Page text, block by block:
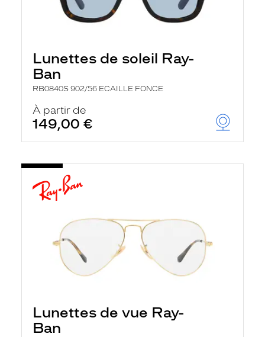
Lunettes de soleil Ray-
Ban
RB0840S 902/56 ECAILLE FONCE
À partir de
149,00 €
Lunettes de vue Ray-
Ban